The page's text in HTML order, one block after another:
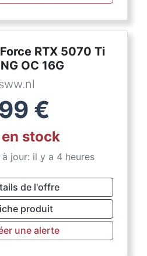
RTX 5070 Ti
OC 16G
€
en stock
jour: il y a 4 heures
de l'offre
produit
une alerte